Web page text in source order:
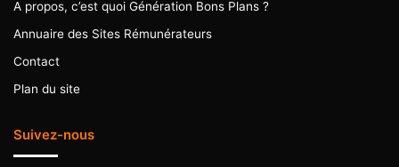
A propos, c’est quoi Génération Bons Plans ?
Annuaire des Sites Rémunérateurs
Contact
Plan du site
Suivez-nous